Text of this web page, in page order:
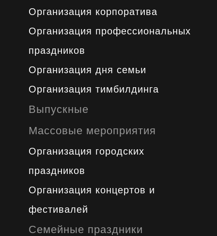
Организация корпоратива
Организация профессиональных
праздников
Организация дня семьи
Организация тимбилдинга
Выпускные
Массовые мероприятия
Организация городских
праздников
Организация концертов и
фестивалей
Семейные праздники